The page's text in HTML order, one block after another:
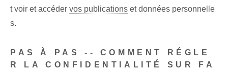
t voir et accéder vos publications et données personnelle
s.
PAS À PAS -- COMMENT RÉGLE
R LA CONFIDENTIALITÉ SUR FA